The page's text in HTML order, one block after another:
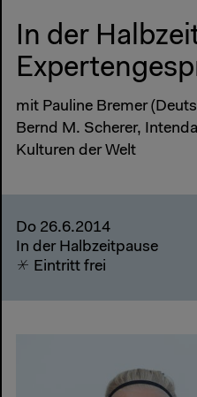
In der
mit Pauline Bremer
Bernd M. Scherer,
Kulturen der Welt
Do 26.6.2014
In der Halbzeitpause
Eintritt frei